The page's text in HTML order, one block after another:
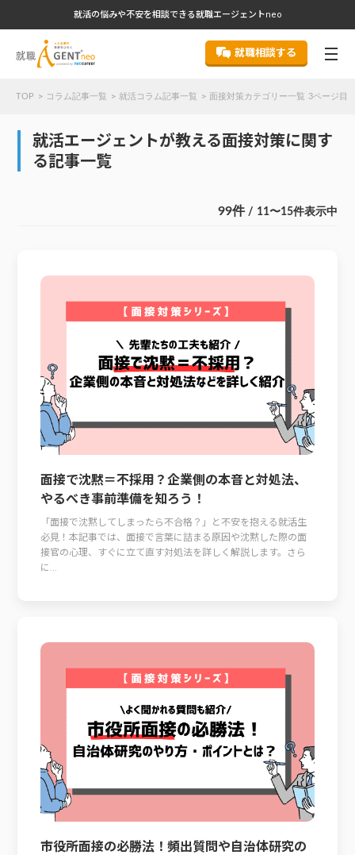
就活の悩みや不安を相談できる就職エージェントneo
就職相談する
TOP コラム記事一覧 就活コラム記事一覧 面接対策カテゴリー一覧 3ページ目
就活エージェントが教える面接対策に関す
る記事一覧
99件/ 11〜15件表示中
面接で沈黙＝不採用？企業側の本音と対処法、
やるべき事前準備を知ろう！
「面接で沈黙してしまったら不合格？」と不安を抱える就活生
必見！本記事では、面接で言葉に詰まる原因や沈黙した際の面
接官の心理、すぐに立て直す対処法を詳しく解説します。さら
に...
市役所面接の必勝法！頻出質問や自治体研究の